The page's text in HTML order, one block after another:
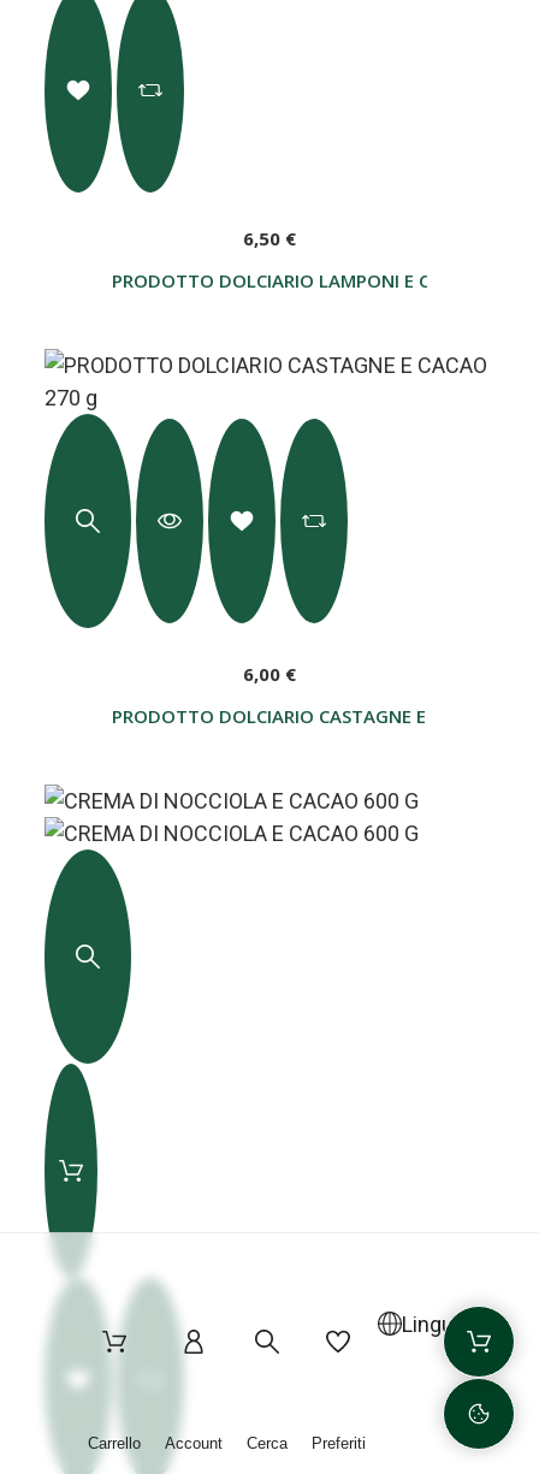
PRODOTTO DOLCIARIO LAMPONI E
6,50 €
PRODOTTO DOLCIARIO CASTAGNE E CACAO 270
6,00 €
Carrello Account Cerca Preferiti
Lingua